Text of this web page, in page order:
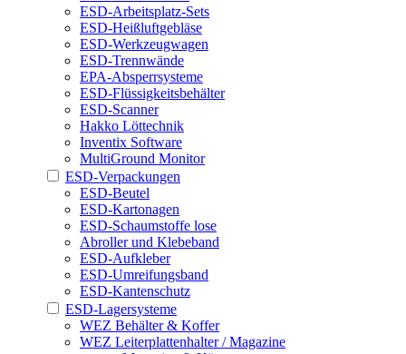
ESD-Arbeitsplatz-Sets
ESD-Heißluftgebläse
ESD-Werkzeugwagen
ESD-Trennwände
EPA-Absperrsysteme
ESD-Flüssigkeitsbehälter
ESD-Scanner
Hakko Löttechnik
Inventix Software
MultiGround Monitor
ESD-Verpackungen
ESD-Beutel
ESD-Kartonagen
ESD-Schaumstoffe lose
Abroller und Klebeband
ESD-Aufkleber
ESD-Umreifungsband
ESD-Kantenschutz
ESD-Lagersysteme
WEZ Behälter & Koffer
WEZ Leiterplattenhalter / Magazine